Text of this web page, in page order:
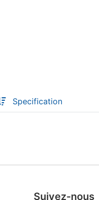
Specification
Suivez-nous
Discută cu RiA